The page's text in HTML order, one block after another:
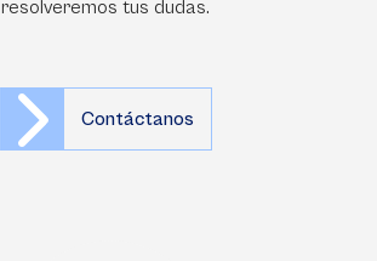
resolveremos tus dudas.
Contáctanos